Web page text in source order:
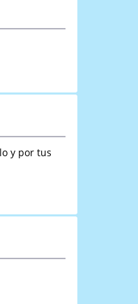
y por tus